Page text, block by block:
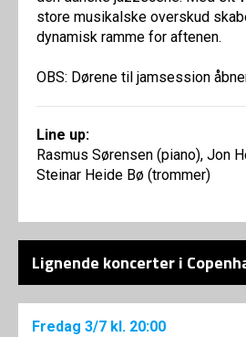
store musikalske overskud
dynamisk ramme for aftenen.
OBS: Dørene til jamsession
Line up:
Rasmus Sørensen (piano), Jon
Steinar Heide Bø (trommer)
Lignende koncerter i
Fredag 3/7 kl. 20:00